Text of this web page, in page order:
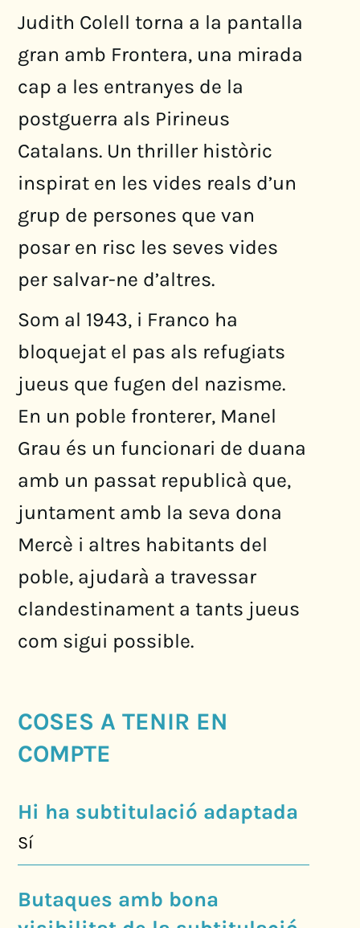
Judith Colell torna a la pantalla
gran amb Frontera, una mirada
cap a les entranyes de la
postguerra als Pirineus
Catalans. Un thriller històric
inspirat en les vides reals d’un
grup de persones que van
posar en risc les seves vides
per salvar-ne d’altres.
Som al 1943, i Franco ha
bloquejat el pas als refugiats
jueus que fugen del nazisme.
En un poble fronterer, Manel
Grau és un funcionari de duana
amb un passat republicà que,
juntament amb la seva dona
Mercè i altres habitants del
poble, ajudarà a travessar
clandestinament a tants jueus
com sigui possible.
COSES A TENIR EN
COMPTE
Hi ha subtitulació adaptada
Sí
Butaques amb bona